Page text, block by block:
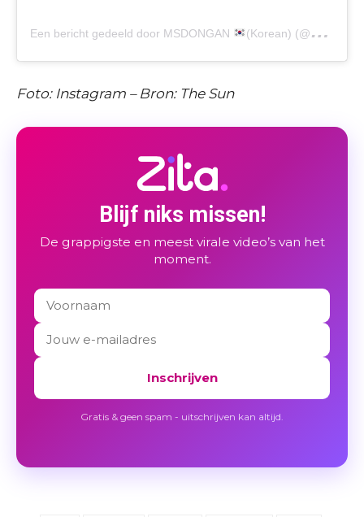
Een bericht gedeeld door MSDONGAN (Korean) (@msdongan)
Foto: Instagram – Bron: The Sun
Blijf niks missen!
De grappigste en meest virale video’s van het
moment.
Inschrijven
Gratis & geen spam - uitschrijven kan altijd.